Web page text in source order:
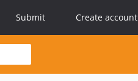
Submit Create account